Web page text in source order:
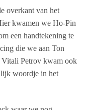
overkant van het
kwamen we Ho-Pin
een handtekening te
die we aan Ton
Vitali Petrov kwam ook
woordje in het